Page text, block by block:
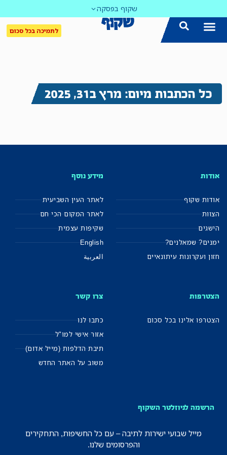
שקוף בפסקה
לתמיכה בכל סכום
כל הכתבות מיום: מרץ ב31, 2025
אודות
אודות שקוף
הצוות
הישגים
ימנים? שמאלנים?
חזון ועקרונות עיתונאיים
מידע נוסף
לאתר העין השביעית
לאתר המקום הכי חם
שקיפות עצמית
English
العربية
הצטרפות
הצטרפו אלינו בכל סכום
צרו קשר
כתבו לנו
אזור אישי למו"ל
תיבת הדלפות (מייל אדום)
משוב על האתר החדש
הרשמה לניוזלטר השקוף
מייל שבועי ישירות לתיבה – עם כל החשיפות, התחקירים
והפרסומים שלנו.